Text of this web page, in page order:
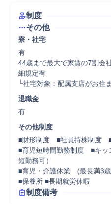
制度
その他
寮・社宅
有
44歳まで最大で家賃の7割会
細規定有
└社宅対象：配属支店がお住
退職金
有
その他制度
■財形制度　■社員持株制度
■育児短時間勤務制度　■キ
短勤務可）
■育児・介護休業　(最長満3
制度備考